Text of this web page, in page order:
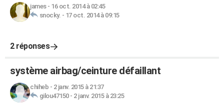
james- 16 oct. 2014 à 02:45
snocky. - 17 oct. 2014 à 09:15
2 réponses
système airbag/ceinture défaillant
chiheb - 2 janv. 2015 à 21:37
gilou47150- 2 janv. 2015 à 23:25